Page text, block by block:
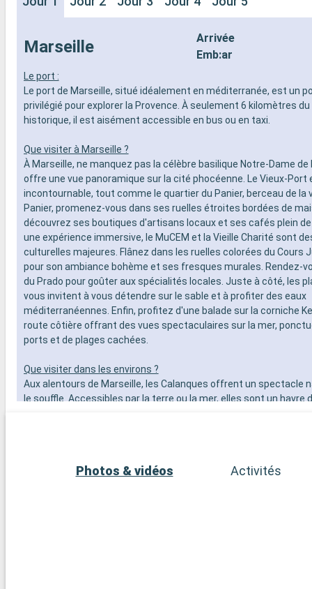
Marseille
Arrivée
Emb:ar
Le port :
Le port de Marseille, situé idéalement en méditerranée, est un
privilégié pour explorer la Provence. À seulement 6 kilomètres
historique, il est aisément accessible en bus ou en taxi.
Que visiter à Marseille ?
À Marseille, ne manquez pas la célèbre basilique Notre-Dame de
offre une vue panoramique sur la cité phocéenne. Le Vieux-Port
incontournable, tout comme le quartier du Panier, berceau de la
Panier, promenez-vous dans ses ruelles étroites bordées de
découvrez ses boutiques d'artisans locaux et ses cafés plein
une expérience immersive, le MuCEM et la Vieille Charité sont
culturelles majeures. Flânez dans les ruelles colorées du Cours
pour son ambiance bohème et ses fresques murales. Rendez-
du Prado pour goûter aux spécialités locales. Juste à côté, les
vous invitent à vous détendre sur le sable et à profiter des eaux
méditerranéennes. Enfin, profitez d'une balade sur la corniche
route côtière offrant des vues spectaculaires sur la mer,
ports et de plages cachées.
Que visiter dans les environs ?
Aux alentours de Marseille, les Calanques offrent un spectacle
le souffle. Accessibles par la terre ou la mer, elles sont un havre
emblématiques. À seulement 2 heures de route de Marseille,
Photos & vidéos Activités